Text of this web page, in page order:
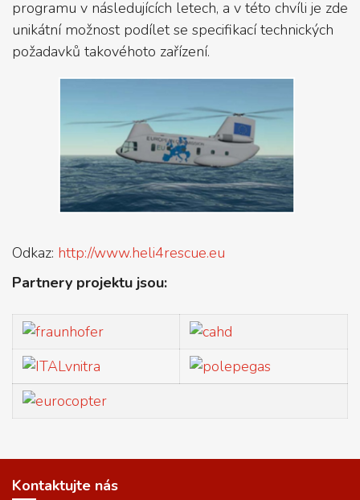
programu v následujících letech, a v této chvíli je zde
unikátní možnost podílet se specifikací technických
požadavků takovéhoto zařízení.
Odkaz: http://www.heli4rescue.eu
Partnery projektu jsou:
Kontaktujte nás